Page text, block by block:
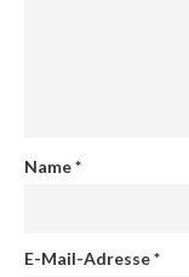
Name*
E-Mail-Adresse*